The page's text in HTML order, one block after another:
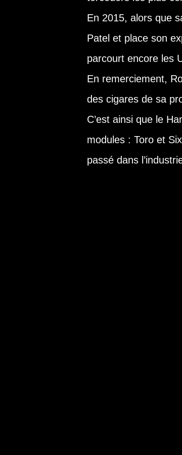
En 2015, alors que
Patel et place son
parcourt encore les
En remerciement,
des cigares de sa
C’est ainsi que le
modules : Toro et
passé dans